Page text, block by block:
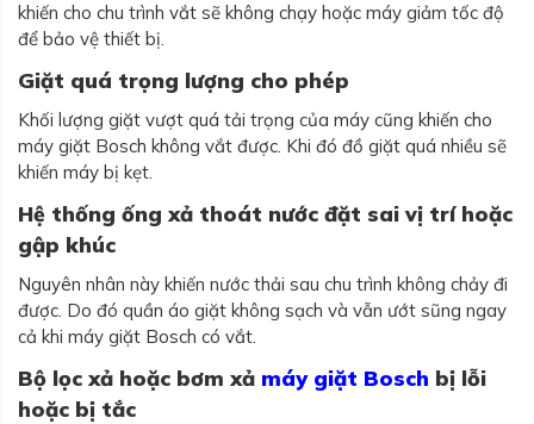
khiến cho chu trình vắt sẽ không chạy hoặc máy giảm tốc độ
để bảo vệ thiết bị.
Giặt quá trọng lượng cho phép
Khối lượng giặt vượt quá tải trọng của máy cũng khiến cho
máy giặt Bosch không vắt được. Khi đó đồ giặt quá nhiều sẽ
khiến máy bị kẹt.
Hệ thống ống xả thoát nước đặt sai vị trí hoặc
gập khúc
Nguyên nhân này khiến nước thải sau chu trình không chảy đi
được. Do đó quần áo giặt không sạch và vẫn ướt sũng ngay
cả khi máy giặt Bosch có vắt.
Bộ lọc xả hoặc bơm xả máy giặt Bosch bị lỗi
hoặc bị tắc